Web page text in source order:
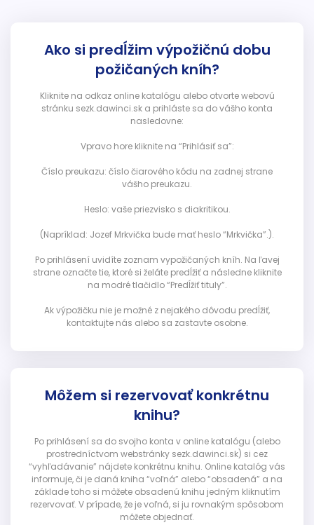
Ako si predĺžim výpožičnú dobu
požičaných kníh?
Kliknite na odkaz online katalógu alebo otvorte webovú
stránku sezk.dawinci.sk a prihláste sa do vášho konta
nasledovne:
Vpravo hore kliknite na “Prihlásiť sa”:
Číslo preukazu: číslo čiarového kódu na zadnej strane
vášho preukazu.
Heslo: vaše priezvisko s diakritikou.
(Napríklad: Jozef Mrkvička bude mať heslo “Mrkvička”.).
Po prihlásení uvidíte zoznam vypožičaných kníh. Na ľavej
strane označte tie, ktoré si želáte predĺžiť a následne kliknite
na modré tlačidlo “Predĺžiť tituly”.
Ak výpožičku nie je možné z nejakého dôvodu predĺžiť,
kontaktujte nás alebo sa zastavte osobne.
Môžem si rezervovať konkrétnu
knihu?
Po prihlásení sa do svojho konta v online katalógu (alebo
prostredníctvom webstránky sezk.dawinci.sk) si cez
“vyhľadávanie” nájdete konkrétnu knihu. Online katalóg vás
informuje, či je daná kniha “voľná” alebo “obsadená” a na
základe toho si môžete obsadenú knihu jedným kliknutím
rezervovať. V prípade, že je voľná, si ju rovnakým spôsobom
môžete objednať.